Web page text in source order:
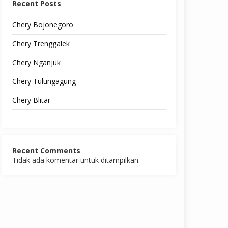
Recent Posts
Chery Bojonegoro
Chery Trenggalek
Chery Nganjuk
Chery Tulungagung
Chery Blitar
Recent Comments
Tidak ada komentar untuk ditampilkan.